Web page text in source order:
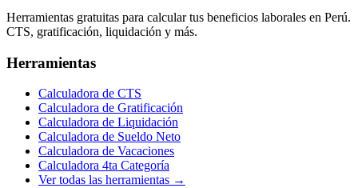
Herramientas gratuitas para calcular tus beneficios laborales en Perú.
CTS, gratificación, liquidación y más.
Herramientas
Calculadora de CTS
Calculadora de Gratificación
Calculadora de Liquidación
Calculadora de Sueldo Neto
Calculadora de Vacaciones
Calculadora 4ta Categoría
Ver todas las herramientas →